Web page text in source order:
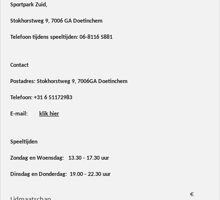
Sportpark Zuid,
Stokhorstweg 9, 7006 GA Doetinchem
Telefoon tijdens speeltijden: 06-8116 5881
Contact
Postadres: Stokhorstweg 9, 7006GA Doetinchem
Telefoon: +31 6 51172983
E-mail: klik hier
Speeltijden
Zondag en Woensdag: 13.30 - 17.30 uur
Dinsdag en Donderdag: 19.00 - 22.30 uur
€